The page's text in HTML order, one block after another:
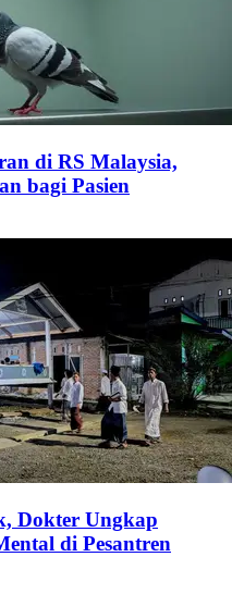
di RS Malaysia,
bagi Pasien
Dokter Ungkap
di Pesantren